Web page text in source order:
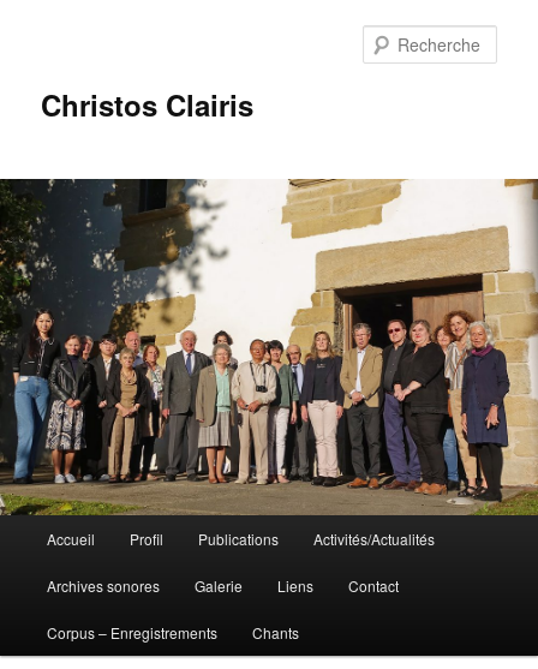
Christos Clairis
principal
Aller
au
contenu
Accueil Profil Publications Activités/Actualités
Archives sonores Galerie Liens Contact
Corpus – Enregistrements Chants